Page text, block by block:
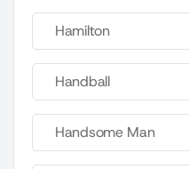
Hamilton
Handball
Handsome Man